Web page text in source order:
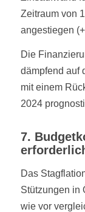
Zeitraum von
angestiegen
Die
dämpfend auf
mit einem
2024
7.
Das
Stützungen in
wie vor